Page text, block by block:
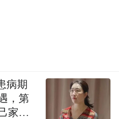
病期
，第
家步